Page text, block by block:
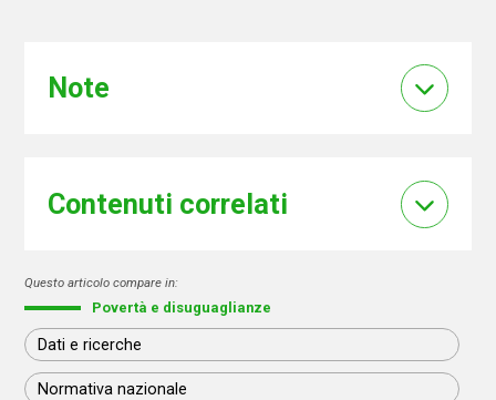
Note
Contenuti correlati
Questo articolo compare in:
Povertà e disuguaglianze
Dati e ricerche
Normativa nazionale